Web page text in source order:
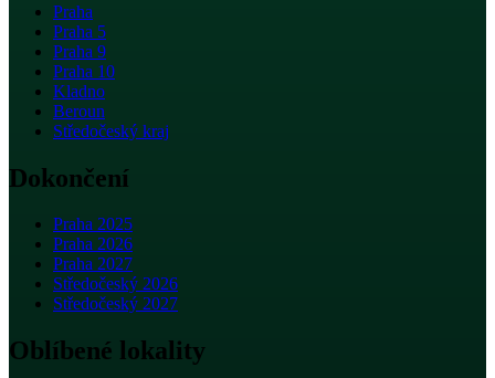
Praha
Praha 5
Praha 9
Praha 10
Kladno
Beroun
Středočeský kraj
Dokončení
Praha 2025
Praha 2026
Praha 2027
Středočeský 2026
Středočeský 2027
Oblíbené lokality